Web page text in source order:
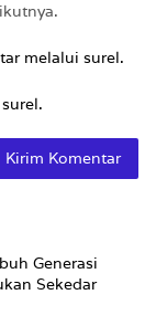
melalui surel.
Generasi
Sekedar